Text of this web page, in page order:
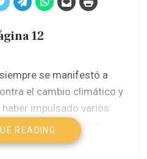
12
se manifestó a
el cambio climático y
impulsado varios
permitir una mayor
a nivel financiero,
READING